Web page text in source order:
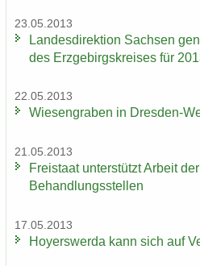
23.05.2013
Lan­des­di­rek­ti­on Sach­sen
des Erz­ge­birgs­krei­ses für
22.05.2013
Wie­sen­gra­ben in Dresden-​
21.05.2013
Frei­staat un­ter­stützt Ar­beit
Be­hand­lungs­stel­len
17.05.2013
Ho­yers­wer­da kann sich auf